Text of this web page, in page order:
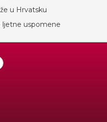
u Hrvatsku
ljetne uspomene